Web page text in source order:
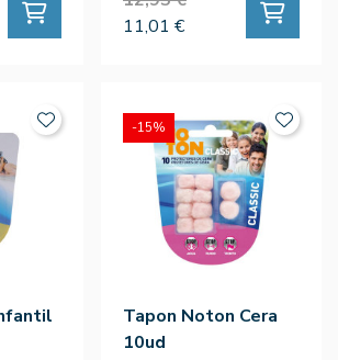
11,01 €
Tapon Noton Cera
10ud
-15%